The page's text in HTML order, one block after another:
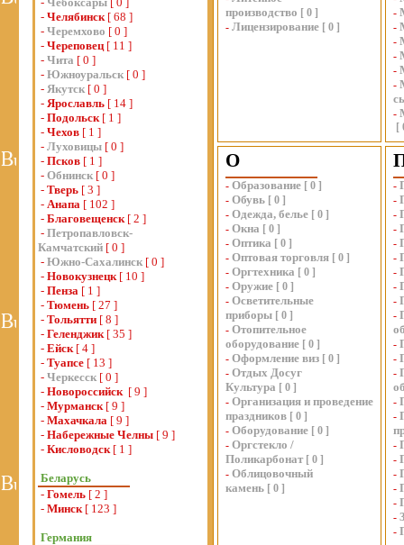
- Челябинск[ 68 ]
- Черемхово [ 0 ]
- Череповец[ 11 ]
- Чита [ 0 ]
- Южноуральск [ 0 ]
- Якутск [ 0 ]
- Ярославль [ 14 ]
- Подольск[ 1 ]
- Чехов [ 1 ]
- Луховицы [ 0 ]
- Псков [ 1 ]
- Обнинск [ 0 ]
- Тверь [ 3 ]
- Анапа [ 102 ]
- Благовещенск[ 2 ]
- Петропавловск-
Камчатский [ 0 ]
- Южно-Сахалинск [ 0 ]
- Новокузнецк[ 10 ]
- Пенза [ 1 ]
- Тюмень [ 27 ]
- Тольятти [ 8 ]
- Геленджик[ 35 ]
- Ейск[ 4 ]
- Туапсе [ 13 ]
- Черкесск [ 0 ]
- Новороссийск [ 9 ]
- Мурманск[ 9 ]
- Махачкала [ 9 ]
- Набережные Челны [ 9 ]
- Кисловодск[ 1 ]
Беларусь
- Гомель [ 2 ]
- Минск[ 123 ]
Германия
производство [ 0 ]
- Лицензирование [ 0 ]
-
-
-
-
-
-
-
[
О
- Образование [ 0 ]
- Обувь [ 0 ]
- Одежда, белье [ 0 ]
- Окна [ 0 ]
- Оптика [ 0 ]
- Оптовая торговля [ 0 ]
- Оргтехника [ 0 ]
- Оружие [ 0 ]
- Осветительные
приборы [ 0 ]
- Отопительное
оборудование [ 0 ]
- Оформление виз [ 0 ]
- Отдых Досуг
Культура [ 0 ]
- Организация и проведение
праздников [ 0 ]
- Оборудование [ 0 ]
- Оргстекло /
Поликарбонат [ 0 ]
- Облицовочный
камень [ 0 ]
-
-
-
-
-
-
-
-
-
-
-
-
-
-
-
-
-
-
-
-
-
-